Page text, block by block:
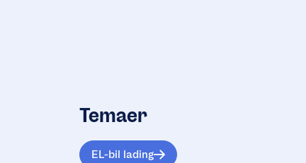
Temaer
EL-bil lading